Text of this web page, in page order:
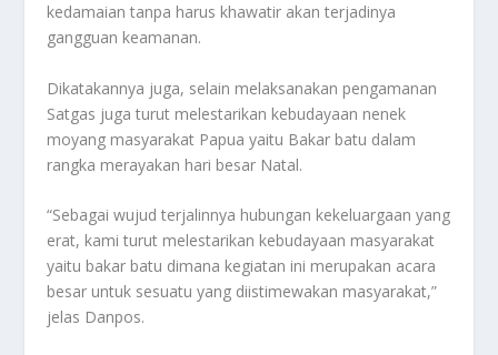
kedamaian tanpa harus khawatir akan terjadinya
gangguan keamanan.
Dikatakannya juga, selain melaksanakan pengamanan
Satgas juga turut melestarikan kebudayaan nenek
moyang masyarakat Papua yaitu Bakar batu dalam
rangka merayakan hari besar Natal.
“Sebagai wujud terjalinnya hubungan kekeluargaan yang
erat, kami turut melestarikan kebudayaan masyarakat
yaitu bakar batu dimana kegiatan ini merupakan acara
besar untuk sesuatu yang diistimewakan masyarakat,”
jelas Danpos.